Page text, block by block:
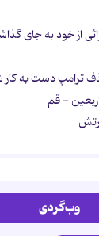
ترامپ دست به
- قم
وب‌گردی